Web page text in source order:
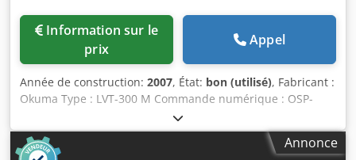
prix
Appel
Année de construction: 2007, État: bon (utilisé), Fabricant :
Okuma Type : LVT-300 M Commande numérique : OSP-
P200L Année de fabrication : 2007 Course X : 210 Course Z :
360 Puissance : 22 kW Outils motorisés : 7,5 kW /
3000 tr/min Table d’alimentation Table de sortie Mandrins
Annonce